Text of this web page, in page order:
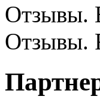
Отзывы.
Отзывы.